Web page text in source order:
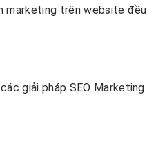
marketing trên website đều
giải pháp SEO